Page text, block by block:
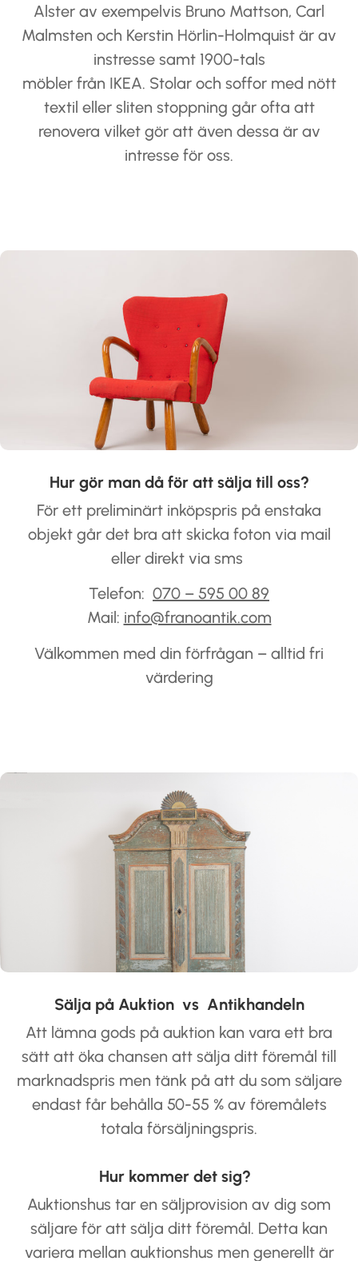
Alster av exempelvis Bruno Mattson, Carl
Malmsten och Kerstin Hörlin-Holmquist är av
instresse samt 1900-tals
möbler från IKEA. Stolar och soffor med nött
textil eller sliten stoppning går ofta att
renovera vilket gör att även dessa är av
intresse för oss.
Hur gör man då för att sälja till oss?
För ett preliminärt inköpspris på enstaka
objekt går det bra att skicka foton via mail
eller direkt via sms
Telefon: 070 – 595 00 89
Mail: info@franoantik.com
Välkommen med din förfrågan – alltid fri
värdering
Sälja på Auktion vs Antikhandeln
Att lämna gods på auktion kan vara ett bra
sätt att öka chansen att sälja ditt föremål till
marknadspris men tänk på att du som säljare
endast får behålla 50-55 % av föremålets
totala försäljningspris.
Hur kommer det sig?
Auktionshus tar en säljprovision av dig som
säljare för att sälja ditt föremål. Detta kan
variera mellan auktionshus men generellt är